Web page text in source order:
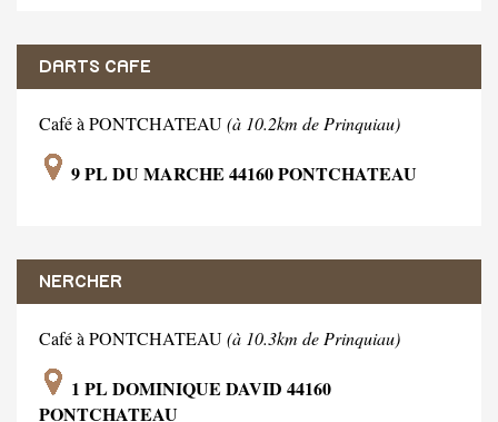
DARTS CAFE
Café à PONTCHATEAU(à 10.2km de Prinquiau)
9 PL DU MARCHE 44160 PONTCHATEAU
NERCHER
Café à PONTCHATEAU(à 10.3km de Prinquiau)
1 PL DOMINIQUE DAVID 44160
PONTCHATEAU